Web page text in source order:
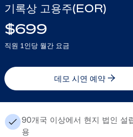
기록상 고용주(EOR)
$699
직원 1인당 월간 요금
데모 시연 예약
90개국 이상에서 현지 법인 설
용